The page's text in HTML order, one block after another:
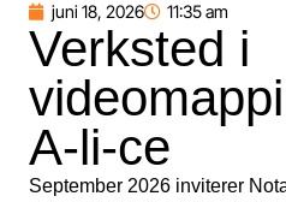
juni 18, 2026 11:35 am
Verksted i
A-li-ce
September 2026 inviterer